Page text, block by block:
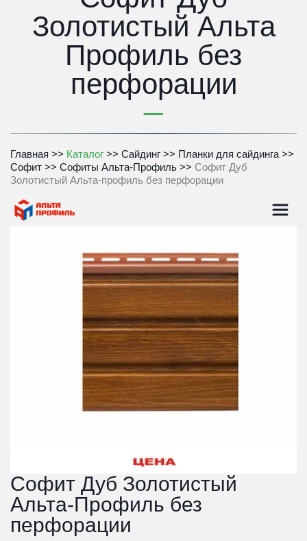
Золотистый Альта
Профиль без
перфорации
Главная >> Каталог >> Сайдинг >> Планки для сайдинга
Софит >> Софиты Альта-Профиль >> Софит Дуб
Золотистый Альта-профиль без перфорации
Софит Дуб Золотистый
Альта-Профиль без
перфорации